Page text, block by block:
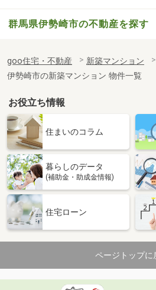
群馬県伊勢崎市の不動産を探す
goo住宅・不動産 新築マンション
伊勢崎市の新築マンション 物件一覧
お役立ち情報
住まいのコラム
暮らしのデータ
(補助金・助成金情報)
住宅ローン
ページトップに